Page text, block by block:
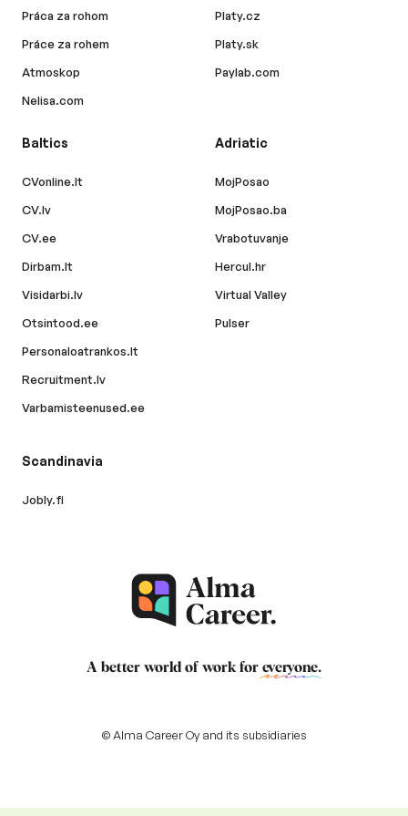
Práca za rohom
Práce za rohem
Atmoskop
Nelisa.com
Platy.cz
Platy.sk
Paylab.com
Baltics
CVonline.lt
CV.lv
CV.ee
Dirbam.lt
Visidarbi.lv
Otsintood.ee
Personaloatrankos.lt
Recruitment.lv
Varbamisteenused.ee
Adriatic
MojPosao
MojPosao.ba
Vrabotuvanje
Hercul.hr
Virtual Valley
Pulser
Scandinavia
Jobly.fi
A better world of work for everyone.
© Alma Career Oy and its subsidiaries